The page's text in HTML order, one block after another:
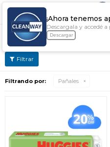
¡Ahora tenemos
Descargala y accedé
Descargar

Filtrando por: Pañales